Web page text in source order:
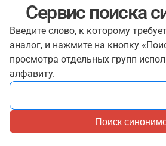
Сервис поиска
Введите слово, к которому
аналог, и нажмите на кнопку
просмотра отдельных групп
алфавиту.
Поиск